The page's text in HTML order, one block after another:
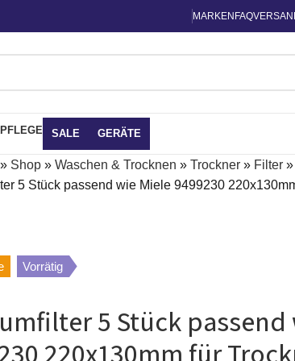
MARKEN FAQ
SALE GERÄTE
Shop» Waschen & Trocknen » Trockner» Filter»
5 Stück passend wie Miele 9499230
Vorrätig
5 Stück passend
220x130mm für